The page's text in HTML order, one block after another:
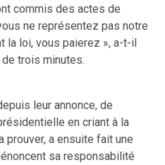
commis des actes de
ne représentez pas notre
la loi, vous paierez », a-t-il
trois minutes.
leur annonce, de
en criant à la
prouver, a ensuite fait une
sa responsabilité